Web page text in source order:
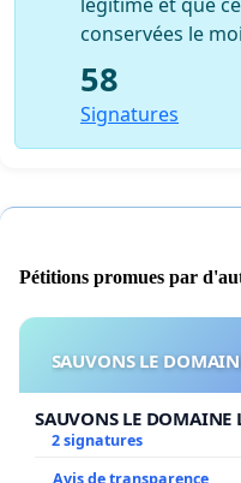
conservées le
58
Signatures
Pétitions promues par
SAUVONS LE
SAUVONS LE DOMAINE
2 signatures
Avis de transparence